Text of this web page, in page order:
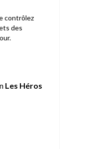
contrôlez
des
Les Héros